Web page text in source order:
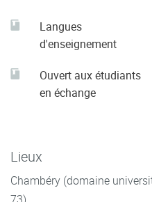
Langues
d'enseignement
Ouvert aux étudiants
en échange
Lieux
Chambéry (domaine